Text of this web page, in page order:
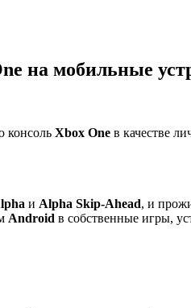
на мобильные
консоль Xbox One в качестве
и Alpha Skip-Ahead, и
Android в собственные игры,